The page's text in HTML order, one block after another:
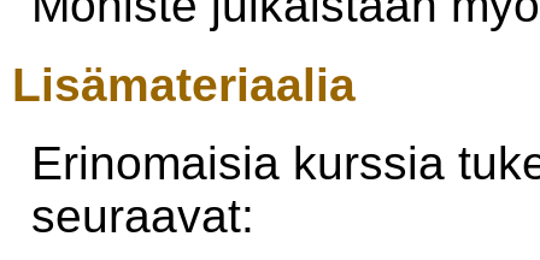
Lisämateriaalia
Erinomaisia kurssia
seuraavat: